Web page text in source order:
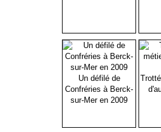
Un défilé de
Confréries à Berck-
sur-Mer en 2009